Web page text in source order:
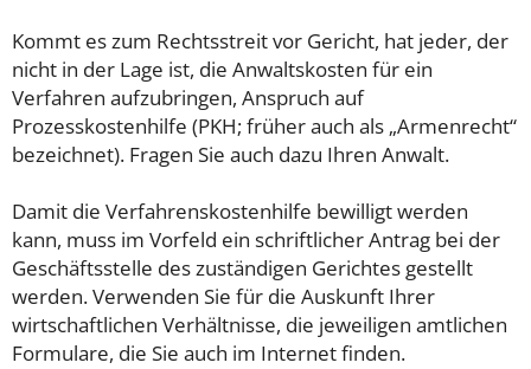
Kommt es zum Rechtsstreit vor Gericht, hat jeder, der
nicht in der Lage ist, die Anwaltskosten für ein
Verfahren aufzubringen, Anspruch auf
Prozesskostenhilfe (PKH; früher auch als „Armenrecht“
bezeichnet). Fragen Sie auch dazu Ihren Anwalt.
Damit die Verfahrenskostenhilfe bewilligt werden
kann, muss im Vorfeld ein schriftlicher Antrag bei der
Geschäftsstelle des zuständigen Gerichtes gestellt
werden. Verwenden Sie für die Auskunft Ihrer
wirtschaftlichen Verhältnisse, die jeweiligen amtlichen
Formulare, die Sie auch im Internet finden.